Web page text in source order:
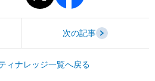
次の記事
ィナレッジ一覧へ戻る